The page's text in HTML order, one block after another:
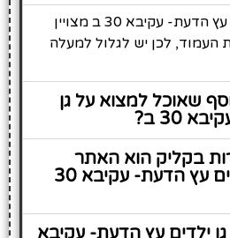
כל המידע על גן ילדים עץ הדעת- עקיבא 30 ב מצויין
לכן יש לגלול למעלה
שאוכל למצוא על גן
30 ב?
בקליק הוא האתר
הרישמי של גן ילדים עץ הדעת- עקיבא 30
ילדים עץ הדעת- עקיבא